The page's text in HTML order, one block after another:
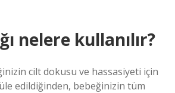
nelere kullanılır?
cilt dokusu ve hassasiyeti için
edildiğinden, bebeğinizin tüm